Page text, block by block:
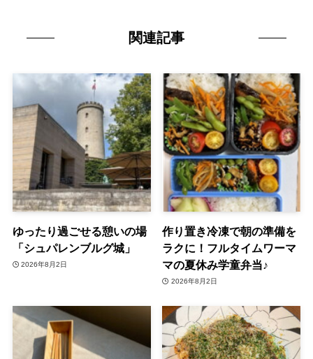
関連記事
ゆったり過ごせる憩いの場
「シュパレンブルグ城」
2026年8月2日
作り置き冷凍で朝の準備を
ラクに！フルタイムワーマ
マの夏休み学童弁当♪
2026年8月2日